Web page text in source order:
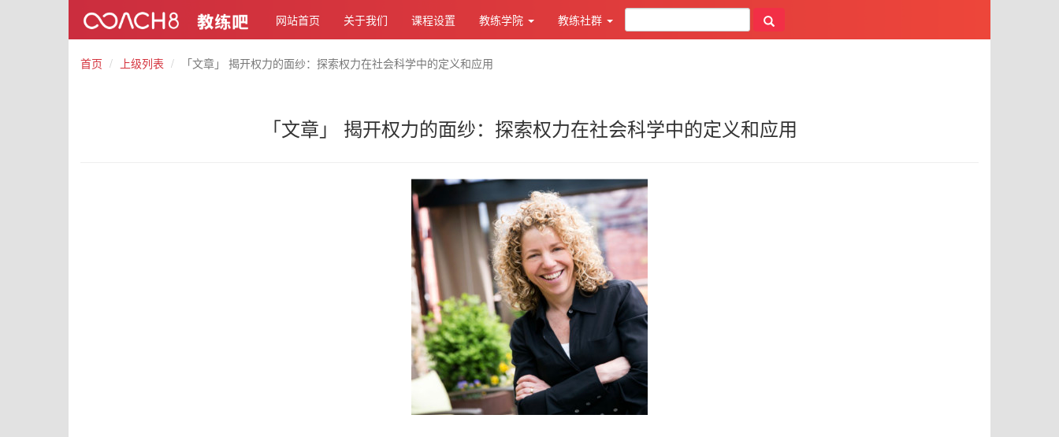
网站首页 关于我们 课程设置 教练学院 教练社群
首页 上级列表 「文章」 揭开权力的面纱：探索权力在社会科学中的定义和应用
「文章」 揭开权力的面纱：探索权力在社会科学中的定义和应用